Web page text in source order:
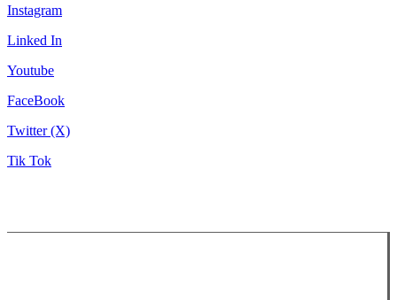
Instagram
Linked In
Youtube
FaceBook
Twitter (X)
Tik Tok